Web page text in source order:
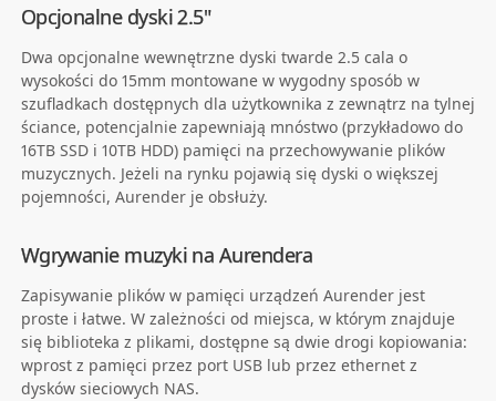
Opcjonalne dyski 2.5"
Dwa opcjonalne wewnętrzne dyski twarde 2.5 cala o
wysokości do 15mm montowane w wygodny sposób w
szufladkach dostępnych dla użytkownika z zewnątrz na tylnej
ściance, potencjalnie zapewniają mnóstwo (przykładowo do
16TB SSD i 10TB HDD) pamięci na przechowywanie plików
muzycznych. Jeżeli na rynku pojawią się dyski o większej
pojemności, Aurender je obsłuży.
Wgrywanie muzyki na Aurendera
Zapisywanie plików w pamięci urządzeń Aurender jest
proste i łatwe. W zależności od miejsca, w którym znajduje
się biblioteka z plikami, dostępne są dwie drogi kopiowania:
wprost z pamięci przez port USB lub przez ethernet z
dysków sieciowych NAS.